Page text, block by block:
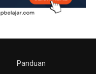
Panduan